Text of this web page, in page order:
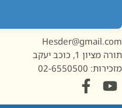
1, כוכב יעקב
02-6550500